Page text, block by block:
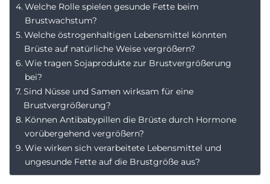
Welche Rolle spielen gesunde Fette beim
Brustwachstum?
Welche östrogenhaltigen Lebensmittel könnten
Brüste auf natürliche Weise vergrößern?
Wie tragen Sojaprodukte zur Brustvergrößerung
bei?
Sind Nüsse und Samen wirksam für eine
Brustvergrößerung?
Können Antibabypillen die Brüste durch Hormone
vorübergehend vergrößern?
Wie wirken sich verarbeitete Lebensmittel und
ungesunde Fette auf die Brustgröße aus?